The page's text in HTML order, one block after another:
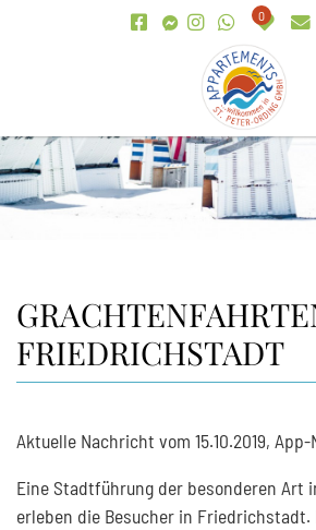
0
FRIEDRICHSTADT
Aktuelle Nachricht vom 15.10.2019, App-
Eine Stadtführung der besonderen Art
erleben die Besucher in Friedrichstadt.